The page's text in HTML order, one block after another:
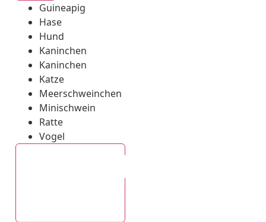
Guineapig
Hase
Hund
Kaninchen
Kaninchen
Katze
Meerschweinchen
Minischwein
Ratte
Vogel